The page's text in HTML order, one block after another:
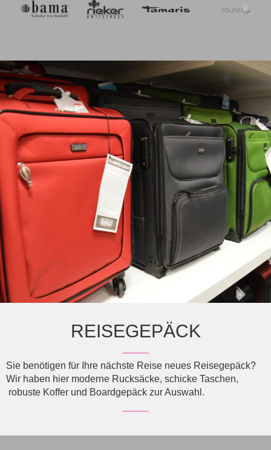
REISEGEPÄCK
Sie benötigen für Ihre nächste Reise neues Reisegepäck?
Wir haben hier moderne Rucksäcke, schicke Taschen,
robuste Koffer und Boardgepäck zur Auswahl.